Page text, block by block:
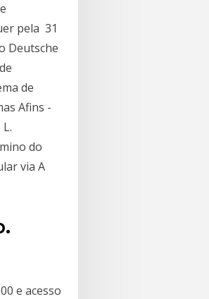
pela 31
Deutsche
de
Afins -
do
via A
e acesso